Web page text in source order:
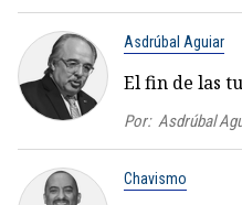
Asdrúbal Aguiar
El fin de las
Por: Asdrúbal
Chavismo